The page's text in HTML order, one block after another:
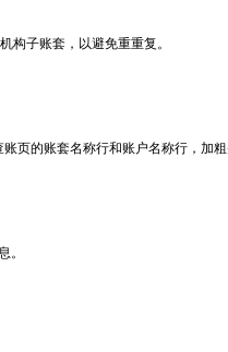
构子账套，以避免重重复。
页的账套名称行和账户名称行，加粗
。